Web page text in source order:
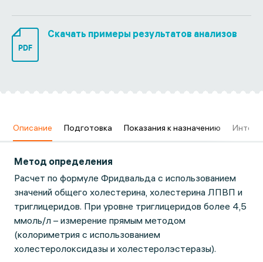
PDF
Скачать примеры результатов анализов
Описание Подготовка Показания к назначению
Метод определения
Расчет по формуле Фридвальда с использованием
значений общего холестерина, холестерина ЛПВП и
триглицеридов. При уровне триглицеридов более 4,5
ммоль/л – измерение прямым методом
(колориметрия с использованием
холестеролоксидазы и холестеролэстеразы).